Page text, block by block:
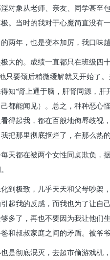
对象从老师、亲友、同学甚至
。当时的我对于心魔简直没有
两年，也是变本加厉，我口味
大的。成绩一直都只在班级四
只要颈后稍微缓解就又开始了
知“肾上通于脑，肝肾同源，
都能闻见）。总之，种种恶心
得起我，都在百般地侮辱歧视
把那里彻底抠烂了，在那么热
天都在被两个女性同桌欺负，
到极致，几乎天天和父母吵架
起我的反感，而我也为了让自
多了，再也不要因为我让他们
和叔叔家庭之间的矛盾。被爷
是彻底泯灭，去超市偷游戏机